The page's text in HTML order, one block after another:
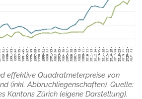
effektive Quadratmeterpreise von
(inkl. Abbruchliegenschaften). Quelle:
Kantons Zürich (eigene Darstellung).